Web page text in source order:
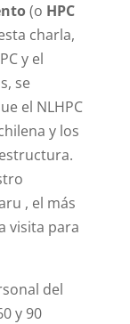
(o HPC
charla,
y el
se
el NLHPC
y los
, el más
visita para
del
y 90